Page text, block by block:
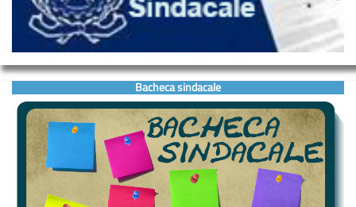
Bacheca sindacale